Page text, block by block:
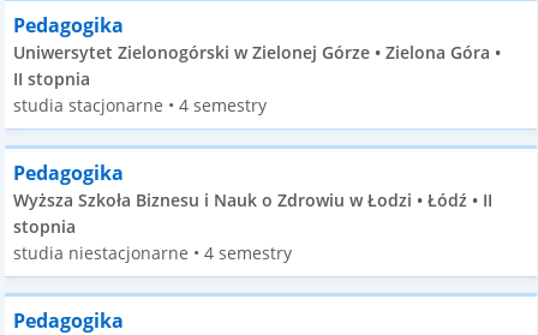
Pedagogika
Uniwersytet Zielonogórski w Zielonej Górze • Zielona Góra •
II stopnia
studia stacjonarne • 4 semestry
Pedagogika
Wyższa Szkoła Biznesu i Nauk o Zdrowiu w Łodzi • Łódź • II
stopnia
studia niestacjonarne • 4 semestry
Pedagogika